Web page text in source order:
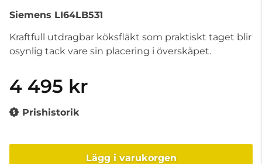
Siemens LI64LB531
Kraftfull utdragbar köksfläkt som praktiskt taget blir
osynlig tack vare sin placering i överskåpet.
4 495 kr
Prishistorik
Lägg i varukorgen